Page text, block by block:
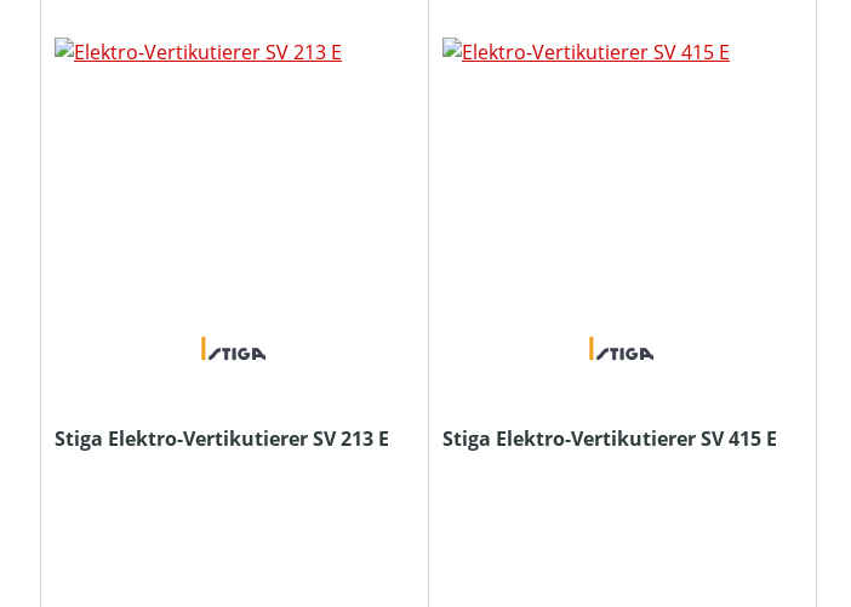
Stiga Elektro-Vertikutierer SV 213 E Stiga Elektro-Vertikutierer SV 415 E